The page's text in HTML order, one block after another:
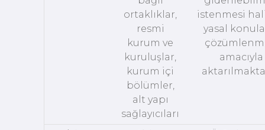
ortaklıklar,
resmi
kurum ve
kuruluşlar,
kurum içi
bölümler,
alt yapı
sağlayıcıları
istenmesi
yasal
amacıyla